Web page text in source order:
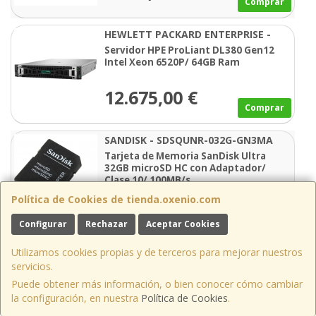
HEWLETT PACKARD ENTERPRISE -
P95993-425
Servidor HPE ProLiant DL380 Gen12
Intel Xeon 6520P/ 64GB Ram
12.675,00 € Comprar
SANDISK - SDSQUNR-032G-GN3MA
Tarjeta de Memoria SanDisk Ultra
32GB microSD HC con Adaptador/
Clase 10/ 100MB/s
14,25 €
HEWLETT PACKARD ENTERPRISE -
P93934-425
Servidor HPE ProLiant DL380 Gen12
9.989,00 €
Política de Cookies de tienda.oxenio.com
Configurar Rechazar Aceptar Cookies
Utilizamos cookies propias y de terceros para mejorar nuestros
servicios.
Puede obtener más información, o bien conocer cómo cambiar
la configuración, en nuestra Política de Cookies.